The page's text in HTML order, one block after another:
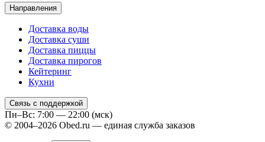
Направления
Доставка воды
Доставка суши
Доставка пиццы
Доставка пирогов
Кейтеринг
Кухни
Связь с поддержкой
Пн–Вс: 7:00 — 22:00 (мск)
© 2004–2026 Obed.ru — единая служба заказов